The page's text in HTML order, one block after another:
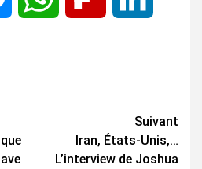
Suivant
Iran, États-Unis,…
L’interview de Joshua